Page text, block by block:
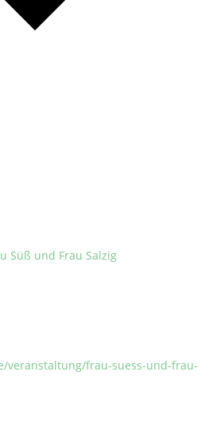
Süß und Frau Salzig
veranstaltung/frau-suess-und-frau-